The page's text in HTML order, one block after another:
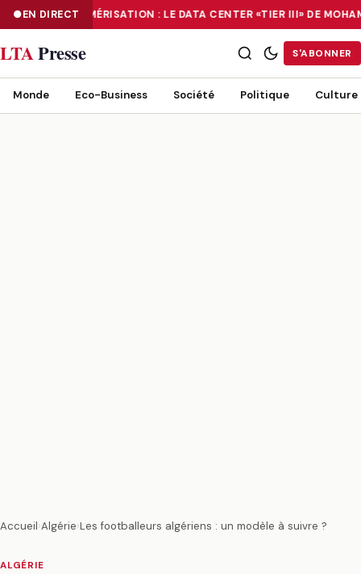
EN DIRECTNUMÉRISATION : LE DATA CENTER «TIER III» DE
NUMÉRISATION : LE DATA CENTER «TIER III» DE MOHAMMADIA, UN
LTAPresse S'ABONNER
Monde Eco-Business Société Politique Culture
Accueil›Algérie›Les footballeurs algériens : un modèle à suivre ?
ALGÉRIE